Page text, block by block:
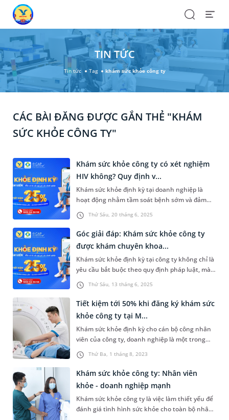
SearchOpen
TIN TỨC
Tin tức Tag khám sức khỏe công ty
CÁC BÀI ĐĂNG ĐƯỢC GẮN THẺ "KHÁM
SỨC KHỎE CÔNG TY"
Thứ Sáu, 20 tháng 6, 2025
Khám sức khỏe công ty có xét nghiệm
HIV không? Quy định v...
Khám sức khỏe định kỳ tại doanh nghiệp là
hoạt động nhằm tầm soát bệnh sớm và đảm
bảo an toàn lao động. Tuy nhiên, nhiều người
băn khoăn khám sức khỏe công ty có xét
nghiệm HIV không? Để làm rõ điều này, mời
bạn đọc tham khảo thông tin sau đây!
Thứ Sáu, 13 tháng 6, 2025
Góc giải đáp: Khám sức khỏe công ty
được khám chuyên khoa...
Khám sức khỏe định kỳ tại công ty không chỉ là
yêu cầu bắt buộc theo quy định pháp luật, mà
còn là cách để người lao động chủ động theo
dõi sức khỏe. Tuy nhiên, nhiều người vẫn còn
băn khoăn: Khám sức khỏe công ty được khám
chuyên khoa nào? Có đầy đủ xét nghiệm cần
thiết không? Bài viết dưới đây...
Thứ Ba, 1 tháng 8, 2023
Tiết kiệm tới 50% khi đăng ký khám sức
khỏe công ty tại M...
Khám sức khỏe định kỳ cho cán bộ công nhân
viên của công ty, doanh nghiệp là một trong
những quy định bắt buộc của pháp luật Việt
Nam. Nhằm đáp ứng nhu cầu của doanh
nghiệp, MEDLATEC triển khai các gói khám sức
khỏe công ty với ưu đãi lớn, tiết kiệm đến 50%
chi phí từ nay cho đến hết ngày 31/12/2...
Khám sức khỏe công ty: Nhân viên
khỏe - doanh nghiệp mạnh
Khám sức khỏe công ty là việc làm thiết yếu để
đánh giá tình hình sức khỏe cho toàn bộ nhân